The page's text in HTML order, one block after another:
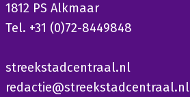
1812 PS Alkmaar
Tel. +31 (0)72-8449848
streekstadcentraal.nl
redactie@streekstadcentraal.nl